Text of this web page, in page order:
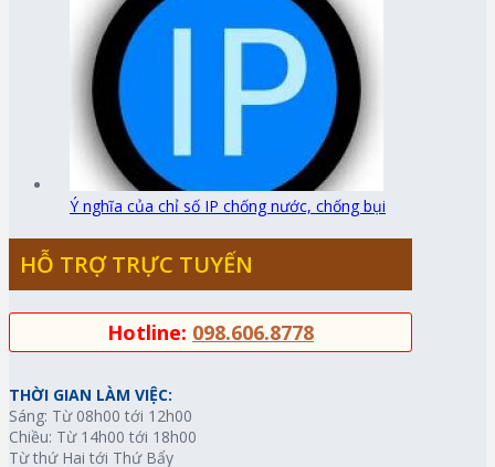
Ý nghĩa của chỉ số IP chống nước, chống bụi
HỖ TRỢ TRỰC TUYẾN
Hotline: 098.606.8778
THỜI GIAN LÀM VIỆC:
Sáng: Từ 08h00 tới 12h00
Chiều: Từ 14h00 tới 18h00
Từ thứ Hai tới Thứ Bẩy